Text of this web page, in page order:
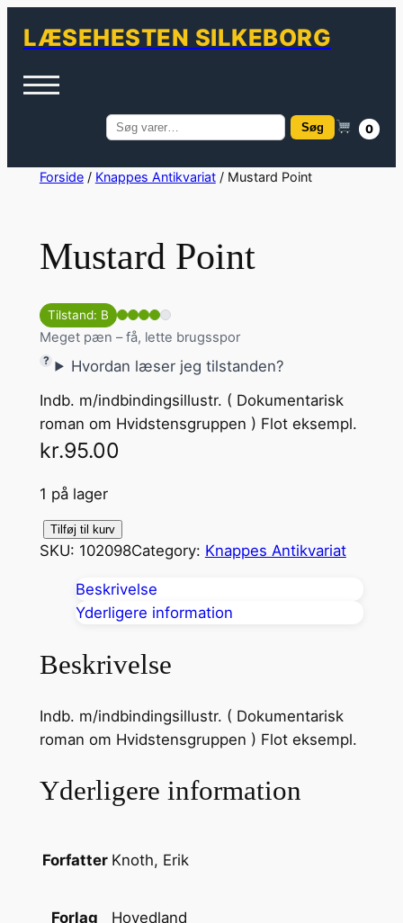
LÆSEHESTEN SILKEBORG
Søg
Søg 0
SpringForside/ Knappes Antikvariat/ Mustard Point
Mustard Point
Tilstand: B
Meget pæn – få, lette brugsspor
Hvordan læser jeg tilstanden?
Indb. m/indbindingsillustr. ( Dokumentarisk
roman om Hvidstensgruppen ) Flot eksempl.
kr.95.00
1 på lager
M
u
d
o
i
t
t
Tilføj til kurv
SKU: 102098Category: Knappes Antikvariat
Beskrivelse
Yderligere information
Beskrivelse
Indb. m/indbindingsillustr. ( Dokumentarisk
roman om Hvidstensgruppen ) Flot eksempl.
Yderligere information
Forfatter Knoth, Erik
Forlag Hovedland